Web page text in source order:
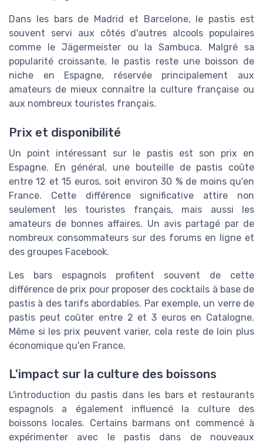
Dans les bars de Madrid et Barcelone, le pastis est
souvent servi aux côtés d'autres alcools populaires
comme le Jägermeister ou la Sambuca. Malgré sa
popularité croissante, le pastis reste une boisson de
niche en Espagne, réservée principalement aux
amateurs de mieux connaître la culture française ou
aux nombreux touristes français.
Prix et disponibilité
Un point intéressant sur le pastis est son prix en
Espagne. En général, une bouteille de pastis coûte
entre 12 et 15 euros, soit environ 30 % de moins qu'en
France. Cette différence significative attire non
seulement les touristes français, mais aussi les
amateurs de bonnes affaires. Un avis partagé par de
nombreux consommateurs sur des forums en ligne et
des groupes Facebook.
Les bars espagnols profitent souvent de cette
différence de prix pour proposer des cocktails à base de
pastis à des tarifs abordables. Par exemple, un verre de
pastis peut coûter entre 2 et 3 euros en Catalogne.
Même si les prix peuvent varier, cela reste de loin plus
économique qu'en France.
L'impact sur la culture des boissons
L'introduction du pastis dans les bars et restaurants
espagnols a également influencé la culture des
boissons locales. Certains barmans ont commencé à
expérimenter avec le pastis dans de nouveaux